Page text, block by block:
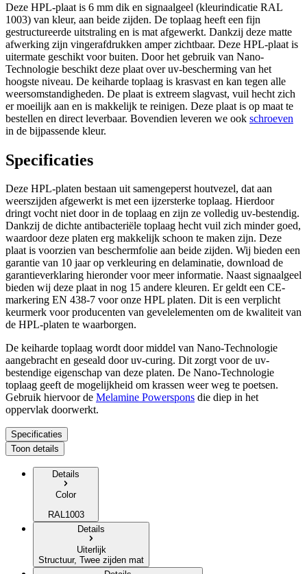
Deze HPL-plaat is 6 mm dik en signaalgeel (kleurindicatie RAL
1003) van kleur, aan beide zijden. De toplaag heeft een fijn
gestructureerde uitstraling en is mat afgewerkt. Dankzij deze matte
afwerking zijn vingerafdrukken amper zichtbaar. Deze HPL-plaat is
uitermate geschikt voor buiten. Door het gebruik van Nano-
Technologie beschikt deze plaat over uv-bescherming van het
hoogste niveau. De keiharde toplaag is krasvast en kan tegen alle
weersomstandigheden. De plaat is extreem slagvast, vuil hecht zich
er moeilijk aan en is makkelijk te reinigen. Deze plaat is op maat te
bestellen en direct leverbaar. Bovendien leveren we ook schroeven
in de bijpassende kleur.
Specificaties
Deze HPL-platen bestaan uit samengeperst houtvezel, dat aan
weerszijden afgewerkt is met een ijzersterke toplaag. Hierdoor
dringt vocht niet door in de toplaag en zijn ze volledig uv-bestendig.
Dankzij de dichte antibacteriële toplaag hecht vuil zich minder goed,
waardoor deze platen erg makkelijk schoon te maken zijn. Deze
plaat is voorzien van beschermfolie aan beide zijden. Wij bieden een
garantie van 10 jaar op verkleuring en delaminatie, download de
garantieverklaring hieronder voor meer informatie. Naast signaalgeel
bieden wij deze plaat in nog 15 andere kleuren. Er geldt een CE-
markering EN 438-7 voor onze HPL platen. Dit is een verplicht
keurmerk voor producenten van gevelelementen om de kwaliteit van
de HPL-platen te waarborgen.
De keiharde toplaag wordt door middel van Nano-Technologie
aangebracht en geseald door uv-curing. Dit zorgt voor de uv-
bestendige eigenschap van deze platen. De Nano-Technologie
toplaag geeft de mogelijkheid om krassen weer weg te poetsen.
Gebruik hiervoor de Melamine Powerspons die diep in het
oppervlak doorwerkt.
Specificaties
Toon details
Details
Color
RAL1003
Details
Uiterlijk
Structuur, Twee zijden mat